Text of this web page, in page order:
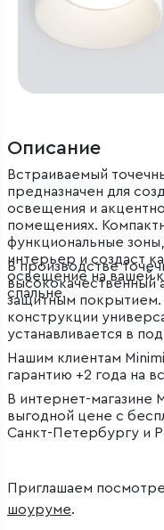
Описание
Встраиваемый
предназначен для
освещения и
помещениях.
функциональные
интерьер и создаст
освещение на вашей
спальне.
В производстве
высококачественный
защитным покрытием.
конструкции
устанавливается в
Нашим клиентам
гарантию +2 года на
В интернет-
выгодной цене с
Санкт-Петербургу и
Приглашаем
шоуруме.